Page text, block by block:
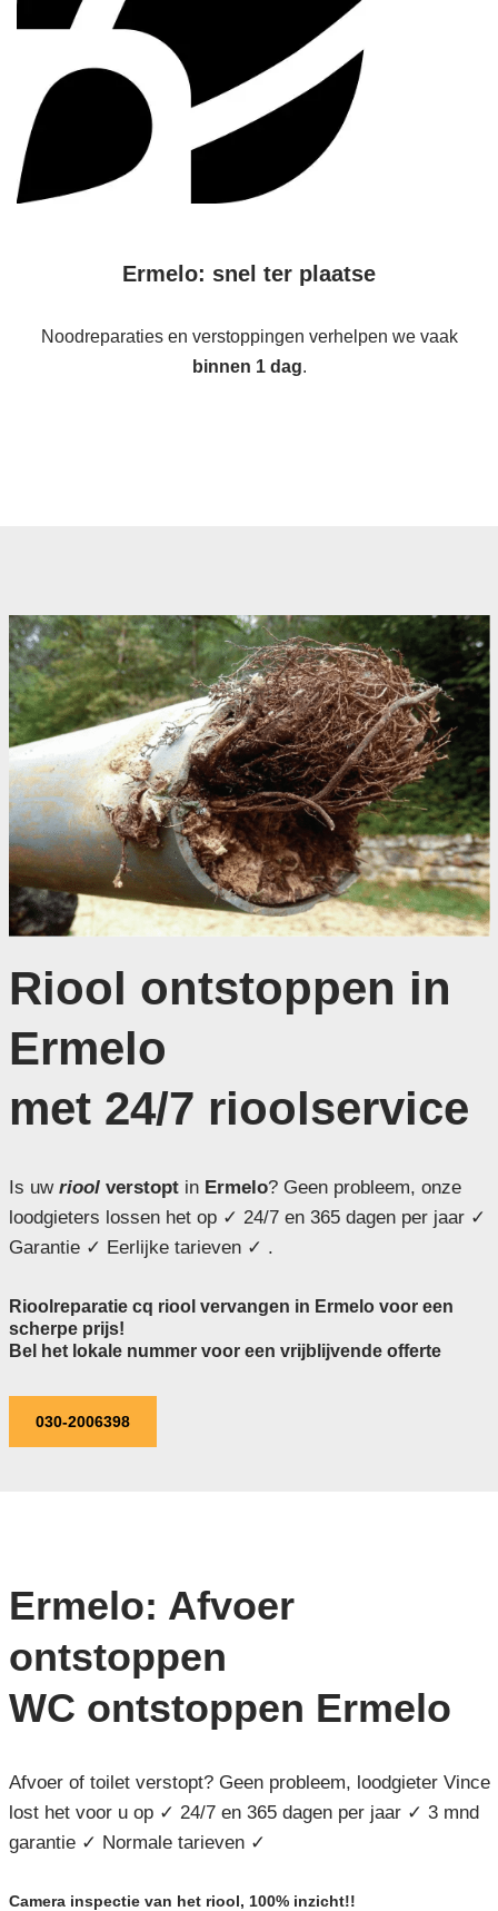
Ermelo: snel ter plaatse
Noodreparaties en verstoppingen verhelpen we vaak
binnen 1 dag.
Riool ontstoppen in
Ermelo
met 24/7 rioolservice
Is uw rioolverstoptin Ermelo? Geen probleem, onze
loodgieters lossen het op ✓ 24/7 en 365 dagen per jaar ✓
Garantie ✓ Eerlijke tarieven ✓ .
Rioolreparatie cq riool vervangen in Ermelo voor een
scherpe prijs!
Bel het lokale nummer voor een vrijblijvende offerte
030-2006398
Ermelo: Afvoer
ontstoppen
WC ontstoppen Ermelo
Afvoer of toilet verstopt? Geen probleem, loodgieter Vince
lost het voor u op ✓ 24/7 en 365 dagen per jaar ✓ 3 mnd
garantie ✓ Normale tarieven ✓
Camera inspectie van het riool, 100% inzicht!!